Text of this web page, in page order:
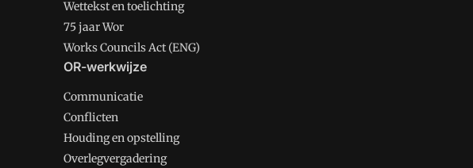
Wettekst en toelichting
75 jaar Wor
Works Councils Act (ENG)
OR-werkwijze
Communicatie
Conflicten
Houding en opstelling
Overlegvergadering